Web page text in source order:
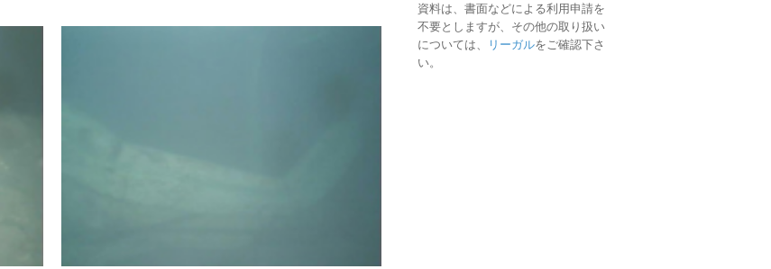
資料は、書面などによる利用申請を
不要としますが、その他の取り扱い
については、
リーガルをご確認下さ
い。